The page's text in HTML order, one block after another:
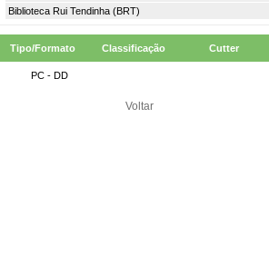
Biblioteca Rui Tendinha (BRT)
Tipo/Formato Classificação Cutter
PC - DD
Voltar